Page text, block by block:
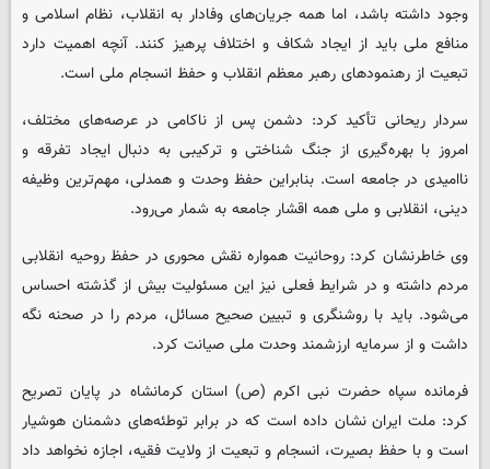
وجود داشته باشد، اما همه جریان‌های وفادار به انقلاب، نظام اسلامی و
منافع ملی باید از ایجاد شکاف و اختلاف پرهیز کنند. آنچه اهمیت دارد
تبعیت از رهنمودهای رهبر معظم انقلاب و حفظ انسجام ملی است.
سردار ریحانی تأکید کرد: دشمن پس از ناکامی در عرصه‌های مختلف،
امروز با بهره‌گیری از جنگ شناختی و ترکیبی به دنبال ایجاد تفرقه و
ناامیدی در جامعه است. بنابراین حفظ وحدت و همدلی، مهم‌ترین وظیفه
دینی، انقلابی و ملی همه اقشار جامعه به شمار می‌رود.
وی خاطرنشان کرد: روحانیت همواره نقش محوری در حفظ روحیه انقلابی
مردم داشته و در شرایط فعلی نیز این مسئولیت بیش از گذشته احساس
می‌شود. باید با روشنگری و تبیین صحیح مسائل، مردم را در صحنه نگه
داشت و از سرمایه ارزشمند وحدت ملی صیانت کرد.
فرمانده سپاه حضرت نبی اکرم (ص) استان کرمانشاه در پایان تصریح
کرد: ملت ایران نشان داده است که در برابر توطئه‌های دشمنان هوشیار
است و با حفظ بصیرت، انسجام و تبعیت از ولایت فقیه، اجازه نخواهد داد